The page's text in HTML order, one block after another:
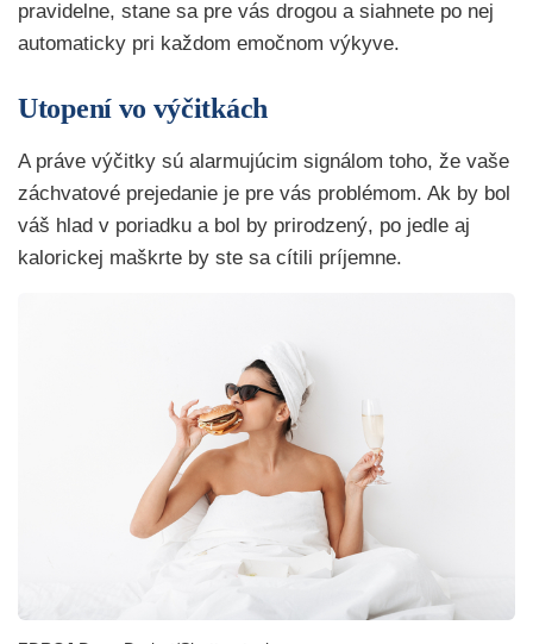
pravidelne, stane sa pre vás drogou a siahnete po nej
automaticky pri každom emočnom výkyve.
Utopení vo výčitkách
A práve výčitky sú alarmujúcim signálom toho, že vaše
záchvatové prejedanie je pre vás problémom. Ak by bol
váš hlad v poriadku a bol by prirodzený, po jedle aj
kalorickej maškrte by ste sa cítili príjemne.